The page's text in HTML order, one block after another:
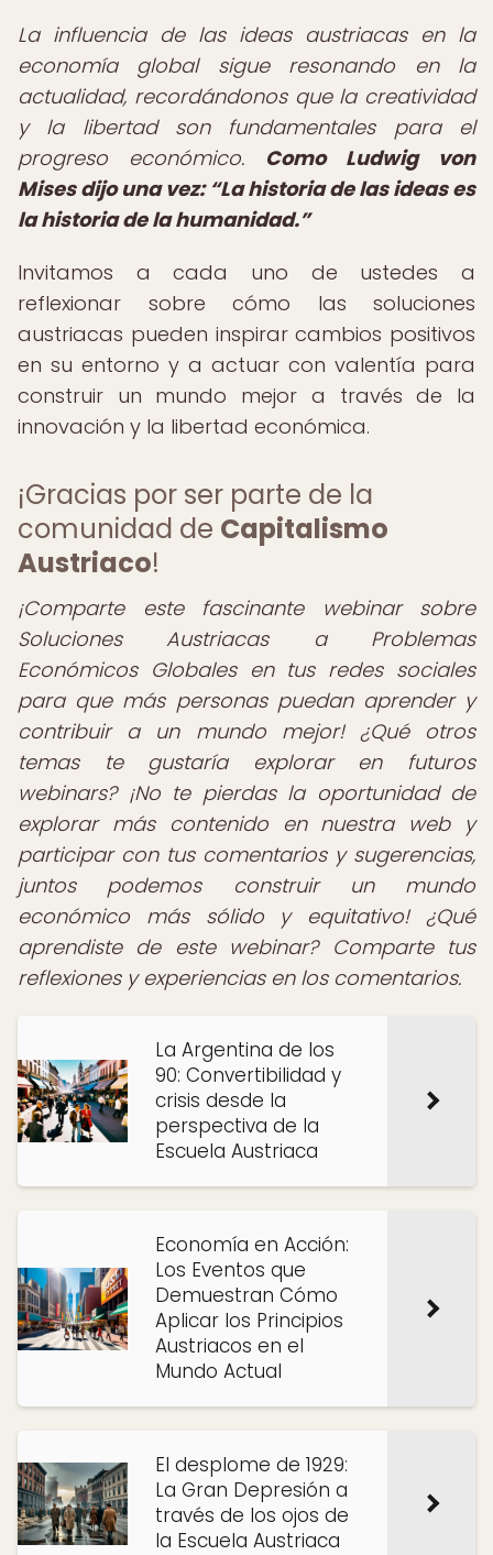
La influencia de las ideas austriacas en la
economía global sigue resonando en la
actualidad, recordándonos que la creatividad
y la libertad son fundamentales para el
progreso económico. Como Ludwig von
Mises dijo una vez: La historia de las ideas es
la historia de la humanidad.
Invitamos a cada uno de ustedes a
reflexionar sobre cómo las soluciones
austriacas pueden inspirar cambios positivos
en su entorno y a actuar con valentía para
construir un mundo mejor a través de la
innovación y la libertad económica.
¡Gracias por ser parte de la
comunidad de Capitalismo
Austriaco!
¡Comparte este fascinante webinar sobre
Soluciones Austriacas a Problemas
Económicos Globales en tus redes sociales
para que más personas puedan aprender y
contribuir a un mundo mejor! ¿Qué otros
temas te gustaría explorar en futuros
webinars?¡No te pierdas la oportunidad de
explorar más contenido en nuestra web y
participar con tus comentarios y sugerencias,
juntos podemos construir un mundo
económico más sólido y equitativo! ¿Qué
aprendiste de este webinar? Comparte tus
reflexiones y experiencias en los comentarios.
La Argentina de los
90: Convertibilidad y
crisis desde la
perspectiva de la
Escuela Austriaca
Economía en Acción:
Los Eventos que
Demuestran Cómo
Aplicar los Principios
Austriacos en el
Mundo Actual
El desplome de 1929:
La Gran Depresión a
través de los ojos de
la Escuela Austriaca